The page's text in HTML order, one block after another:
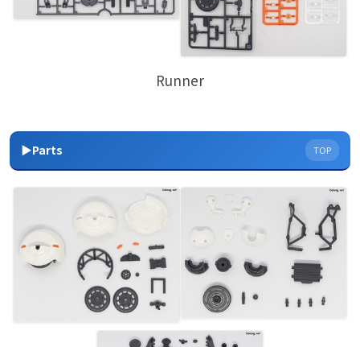
Runner
▶Parts TOP